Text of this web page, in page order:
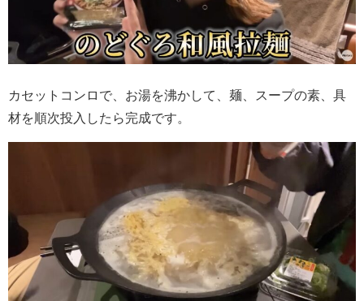
カセットコンロで、お湯を沸かして、麺、スープの素、具
材を順次投入したら完成です。